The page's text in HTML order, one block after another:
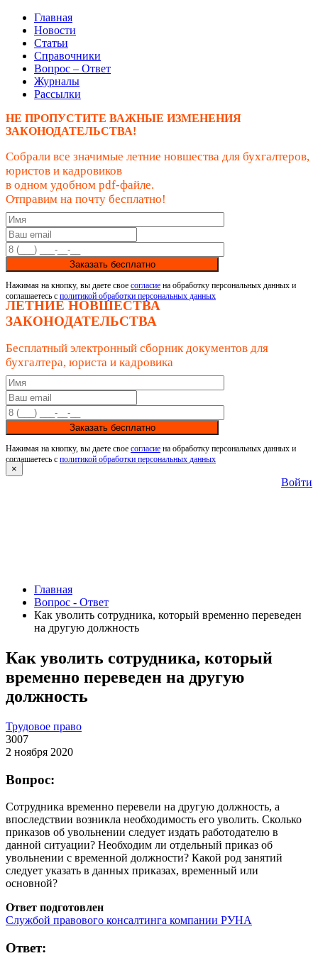
Главная
Новости
Статьи
Справочники
Вопрос – Ответ
Журналы
Рассылки
НЕ ПРОПУСТИТЕ ВАЖНЫЕ ИЗМЕНЕНИЯ
ЗАКОНОДАТЕЛЬСТВА!
Собрали все значимые летние новшества для бухгалтеров,
юристов и кадровиков
в одном удобном pdf-файле.
Отправим на почту бесплатно!
Заказать бесплатно
Нажимая на кнопку, вы даете свое согласие на обработку персональных данных и
соглашаетесь с политикой обработки персональных данных
ЛЕТНИЕ НОВШЕСТВА
ЗАКОНОДАТЕЛЬСТВА
Бесплатный электронный сборник документов для
бухгалтера, юриста и кадровика
Заказать бесплатно
Нажимая на кнопку, вы даете свое согласие на обработку персональных данных и
соглашаетесь с политикой обработки персональных данных
×
Войти
Главная
Вопрос - Ответ
Как уволить сотрудника, который временно переведен
на другую должность
Как уволить сотрудника, который
временно переведен на другую
должность
Трудовое право
3007
2 ноября 2020
Вопрос:
Сотрудника временно перевели на другую должность, а
впоследствии возникла необходимость его уволить. Сколько
приказов об увольнении следует издать работодателю в
данной ситуации? Необходим ли отдельный приказ об
увольнении с временной должности? Какой род занятий
следует указать в данных приказах, временный или
основной?
Ответ подготовлен
Службой правового консалтинга компании РУНА
Ответ: